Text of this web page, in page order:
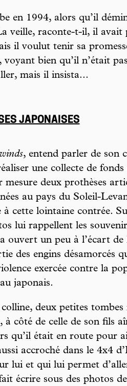
en 1994, alors qu’il
veille, raconte-t-il, il avait
il voulut tenir sa
bien qu’il n’était
mais il insista...
JAPONAISES
, entend parler de son
une collecte de
deux prothèses
au pays du Soleil-
cette lointaine contrée.
lui rappellent les
ouvert un peu à l’écart
des engins désamorcés
exercée contre la
japonais.
deux petites
à côté de celle de son fils
qu’il était en route pour
accroché dans le 4x4
lui et qui lui permet
écrire sous des photos